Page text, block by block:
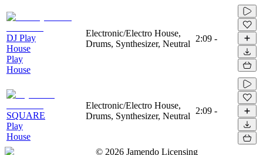
DJ Play
House
Play
House
Electronic/Electro House,
Drums, Synthesizer, Neutral
2:09 -
SQUARE
Play
House
Electronic/Electro House,
Drums, Synthesizer, Neutral
2:09 -
© 2026 Jamendo Licensing